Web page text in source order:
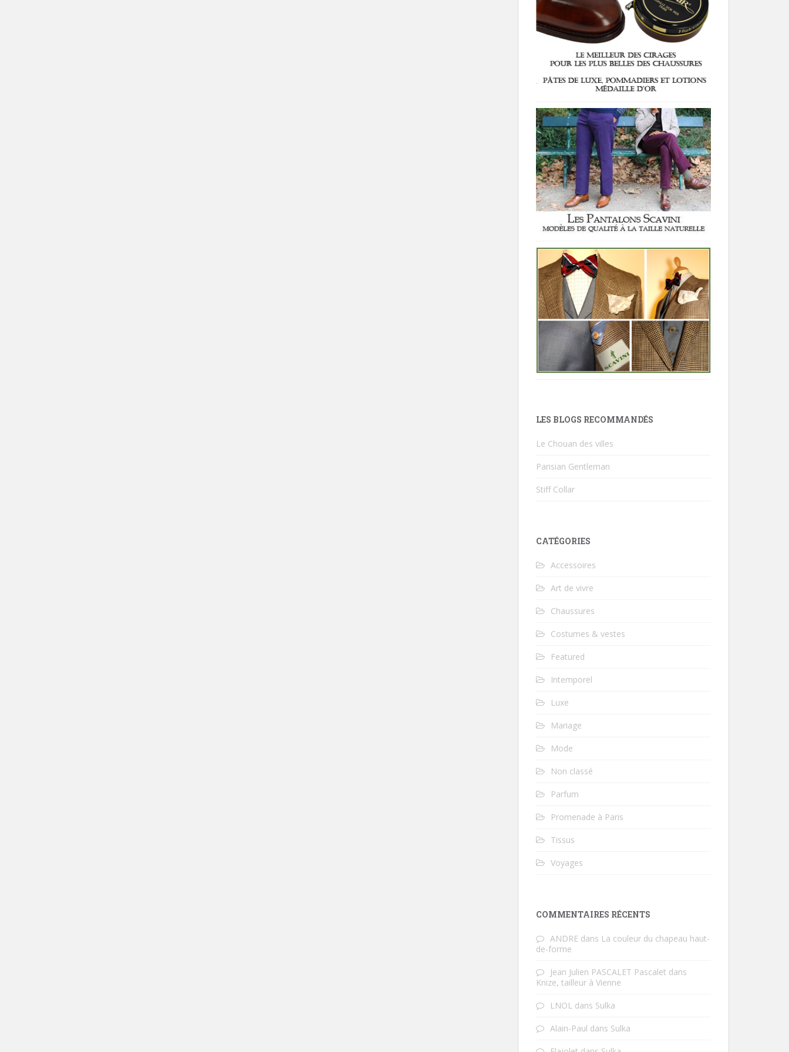
LES BLOGS RECOMMANDÉS
Le Chouan des villes
Parisian Gentleman
Stiff Collar
CATÉGORIES
Accessoires
Art de vivre
Chaussures
Costumes & vestes
Featured
Intemporel
Luxe
Mariage
Mode
Non classé
Parfum
Promenade à Paris
Tissus
Voyages
COMMENTAIRES RÉCENTS
ANDRE dans La couleur du chapeau haut-
de-forme
Jean Julien PASCALET Pascalet dans
Knize, tailleur à Vienne
LNOL dans Sulka
Alain-Paul dans Sulka